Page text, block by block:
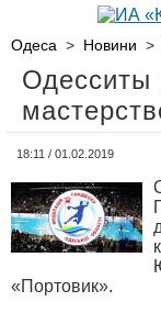
Одеса > Новини >
Одесситы
18:11 / 01.02.2019
«Портовик».